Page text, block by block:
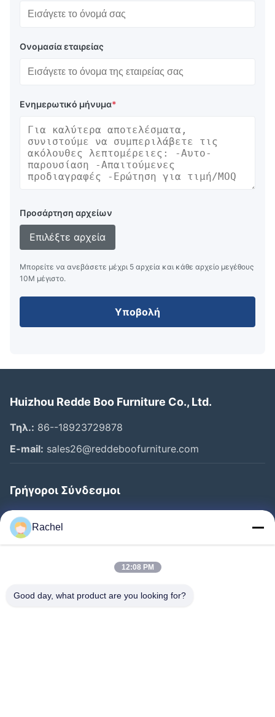
Ονομασία εταιρείας
Ενημερωτικό μήνυμα*
Προσάρτηση αρχείων
Επιλέξτε αρχεία
Μπορείτε να ανεβάσετε μέχρι 5 αρχεία και κάθε αρχείο μεγέθους
10M μέγιστο.
Υποβολή
Huizhou Redde Boo Furniture Co., Ltd.
Τηλ.: 86--18923729878
E-mail: sales26@reddeboofurniture.com
Γρήγοροι Σύνδεσμοι
Αρχική Σελίδα
Προϊόντα
Γύρος Εργοστασίων
Rachel
12:08 PM
Good day, what product are you looking for?